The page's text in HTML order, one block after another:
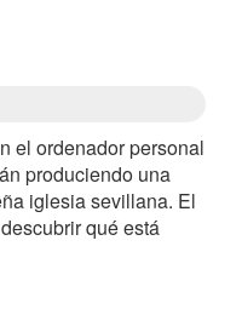
el ordenador personal
produciendo una
iglesia sevillana. El
qué está